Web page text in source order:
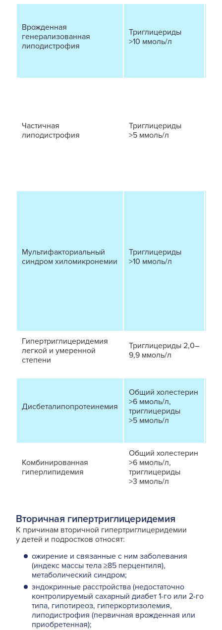
Врожденная
генерализованная
липодистрофия
Триглицериды
>10 ммоль/л
Частичная
липодистрофия
Триглицериды
>5 ммоль/л
Мультифакториальный
синдром хиломикронемии
Триглицериды
>10 ммоль/л
Гипертриглицеридемия
легкой и умеренной
степени
Триглицериды 2,0–
9,9 ммоль/л
Дисбеталипопротеинемия
Общий холестерин
>6 ммоль/л,
триглицериды
>5 ммоль/л
Комбинированная
гиперлипидемия
Общий холестерин
>6 ммоль/л,
триглицериды
>3 ммоль/л
Вторичная гипертриглицеридемия
К причинам вторичной гипертриглицеридемии
у детей и подростков относят:
ожирение и связанные с ним заболевания
(индекс массы тела ≥85 перцентиля),
метаболический синдром;
эндокринные расстройства (не­достаточно
контролируемый сахарный диабет 1-го или 2-го
типа, гипотиреоз, гиперкортизолемия,
липодистрофия (первичная врожденная или
приобретенная);